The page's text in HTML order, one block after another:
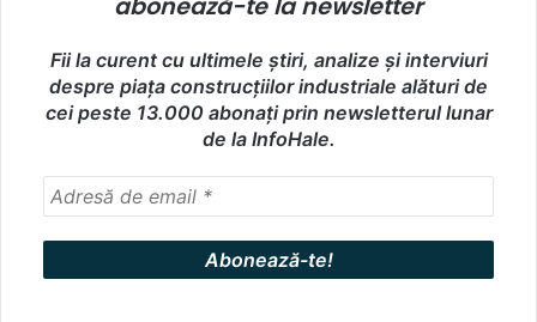
abonează-te la newsletter
Fii la curent cu ultimele știri, analize și interviuri
despre piața construcțiilor industriale alături de
cei peste 13.000 abonați prin newsletterul lunar
de la InfoHale.